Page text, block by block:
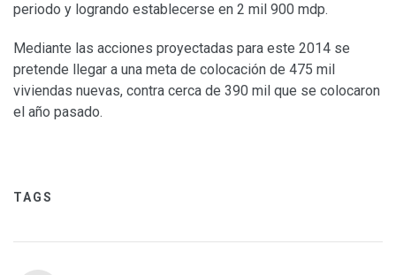
periodo y logrando establecerse en 2 mil 900 mdp.
Mediante las acciones proyectadas para este 2014 se
pretende llegar a una meta de colocación de 475 mil
viviendas nuevas, contra cerca de 390 mil que se colocaron
el año pasado.
TAGS